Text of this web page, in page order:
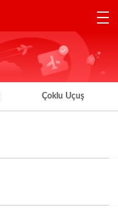
Çoklu Uçuş